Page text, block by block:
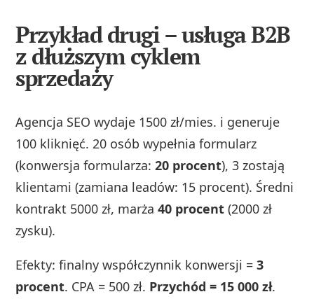
Przykład drugi – usługa B2B
z dłuższym cyklem
sprzedaży
Agencja SEO wydaje 1500 zł/mies. i generuje
100 kliknięć. 20 osób wypełnia formularz
(konwersja formularza:20 procent), 3 zostają
klientami (zamiana leadów: 15 procent). Średni
kontrakt 5000 zł, marża40 procent (2000 zł
zysku).
Efekty: finalny współczynnik konwersji =3
procent. CPA = 500 zł. Przychód = 15 000 zł.